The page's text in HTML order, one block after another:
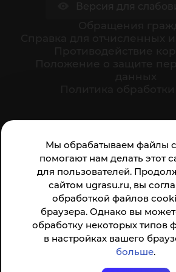
Мы обрабатываем файлы
помогают нам делать этот
для пользователей.
сайтом ugrasu.ru, вы
обработкой файлов
браузера. Однако вы
обработку некоторых типов
в настройках вашего
больше.
организации:
Анкета доступна по QR-коду, а
ссылке